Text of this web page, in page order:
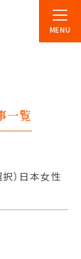
MENU
一覧
）日本女性